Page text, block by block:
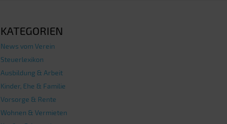
KATEGORIEN
News vom Verein
Steuerlexikon
Ausbildung & Arbeit
Kinder, Ehe & Familie
Vorsorge & Rente
Wohnen & Vermieten